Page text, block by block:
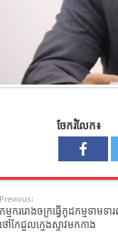
ចែករំលែក៖
Previous:
កម្មកររោងចក្រធ្វើកូដកម្មទាមទា
ថៅកែជួលក្មេងស្ទាវមកកាង